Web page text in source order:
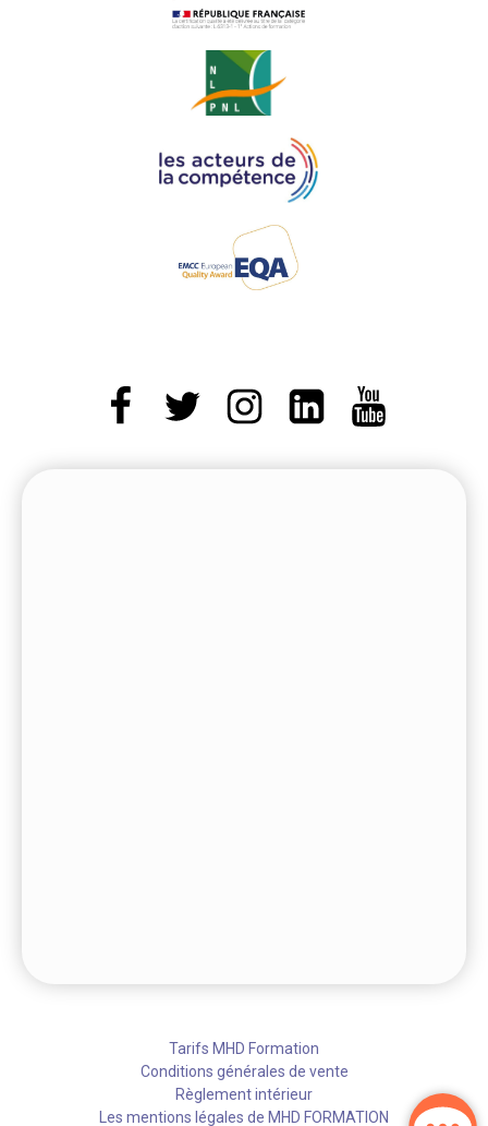
Tarifs MHD Formation
Conditions générales de vente
Règlement intérieur
Les mentions légales de MHD FORMATION